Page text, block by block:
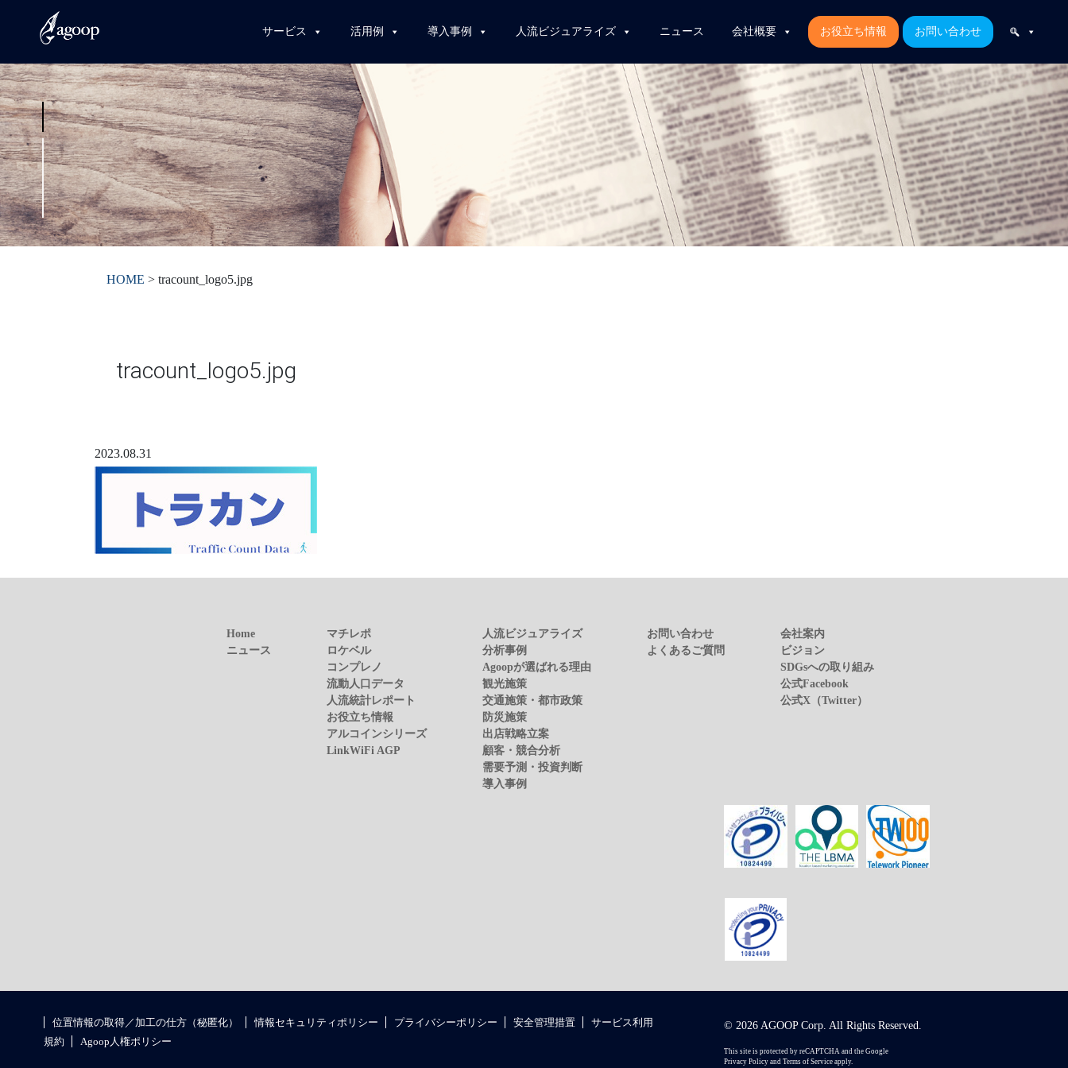
サービス 活用例 導入事例 人流ビジュアライズ ニュース 会社概要 お役立ち情報 お問い合わせ
HOME >tracount_logo5.jpg
tracount_logo5.jpg
2023.08.31
Home
ニュース
マチレポ
ロケベル
コンプレノ
流動人口データ
人流統計レポート
お役立ち情報
アルコインシリーズ
LinkWiFi AGP
人流ビジュアライズ
分析事例
Agoopが選ばれる理由
観光施策
交通施策・都市政策
防災施策
出店戦略立案
顧客・競合分析
需要予測・投資判断
導入事例
お問い合わせ
よくあるご質問
会社案内
ビジョン
SDGsへの取り組み
公式Facebook
公式X（Twitter）
位置情報の取得／加工の仕方（秘匿化） 情報セキュリティポリシー プライバシーポリシー 安全管理措置
サービス利用
規約
Agoop人権ポリシー
© 2026 AGOOP Corp. All Rights Reserved.
This site is protected by reCAPTCHA and the Google
Privacy Policy and Terms of Service apply.